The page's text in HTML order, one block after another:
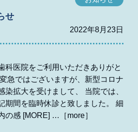
せ
2022年8月23日
科医院をご利用いただきありがと
急ではございますが、新型コロナ
染拡大を受けまして、 当院では、
期間を臨時休診と致しました。 細
の感 [MORE]